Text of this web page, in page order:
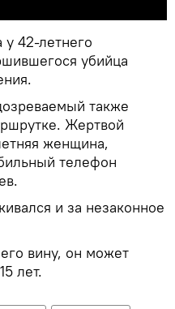
42-летнего
убийца
также
Жертвой
женщина,
телефон
и за незаконное
вину, он может
лет.